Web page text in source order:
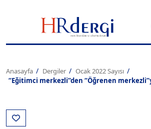
Anasayfa Dergiler
Ocak 2022 Sayısı
“Eğitimci merkezli”den “Öğrenen